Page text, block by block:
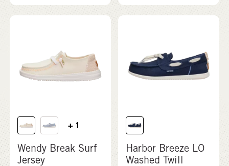
+ 1
Wendy Break Surf
Jersey
Harbor Breeze LO
Washed Twill